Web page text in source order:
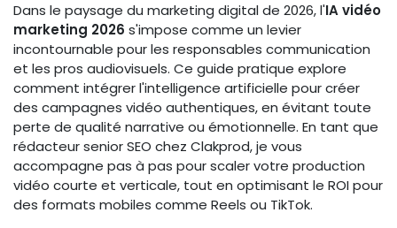
Dans le paysage du marketing digital de 2026, l'IA vidéo
marketing 2026 s'impose comme un levier
incontournable pour les responsables communication
et les pros audiovisuels. Ce guide pratique explore
comment intégrer l'intelligence artificielle pour créer
des campagnes vidéo authentiques, en évitant toute
perte de qualité narrative ou émotionnelle. En tant que
rédacteur senior SEO chez Clakprod, je vous
accompagne pas à pas pour scaler votre production
vidéo courte et verticale, tout en optimisant le ROI pour
des formats mobiles comme Reels ou TikTok.